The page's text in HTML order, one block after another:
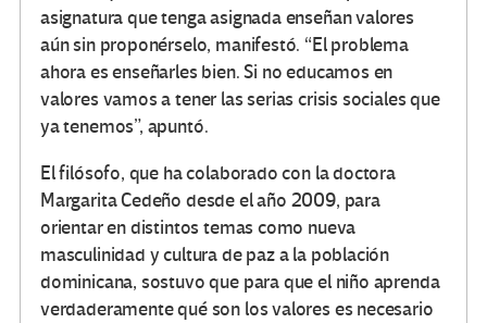
asignatura que tenga asignada enseñan valores
aún sin proponérselo, manifestó. “El problema
ahora es enseñarles bien. Si no educamos en
valores vamos a tener las serias crisis sociales que
ya tenemos”, apuntó.
El filósofo, que ha colaborado con la doctora
Margarita Cedeño desde el año 2009, para
orientar en distintos temas como nueva
masculinidad y cultura de paz a la población
dominicana, sostuvo que para que el niño aprenda
verdaderamente qué son los valores es necesario